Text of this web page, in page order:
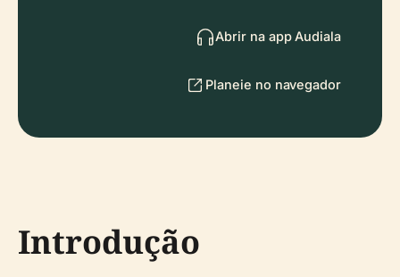
Abrir na app Audiala
Planeie no navegador
Introdução